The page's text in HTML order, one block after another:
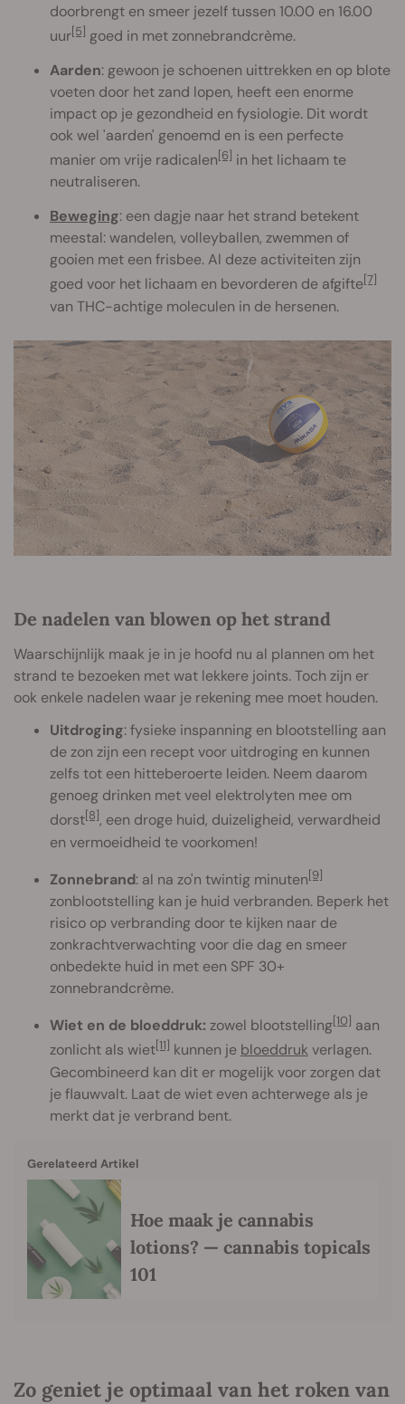
doorbrengt en smeer jezelf tussen 10.00 en 16.00
uur[5] goed in met zonnebrandcrème.
Aarden: gewoon je schoenen uittrekken en op blote
voeten door het zand lopen, heeft een enorme
impact op je gezondheid en fysiologie. Dit wordt
ook wel 'aarden' genoemd en is een perfecte
manier om vrije radicalen[6] in het lichaam te
neutraliseren.
Beweging: een dagje naar het strand betekent
meestal: wandelen, volleyballen, zwemmen of
gooien met een frisbee. Al deze activiteiten zijn
goed voor het lichaam en bevorderen de afgifte[7]
van THC-achtige moleculen in de hersenen.
De nadelen van blowen op het strand
Waarschijnlijk maak je in je hoofd nu al plannen om het
strand te bezoeken met wat lekkere joints. Toch zijn er
ook enkele nadelen waar je rekening mee moet houden.
Uitdroging: fysieke inspanning en blootstelling aan
de zon zijn een recept voor uitdroging en kunnen
zelfs tot een hitteberoerte leiden. Neem daarom
genoeg drinken met veel elektrolyten mee om
dorst[8], een droge huid, duizeligheid, verwardheid
en vermoeidheid te voorkomen!
Zonnebrand: al na zo'n twintig minuten[9]
zonblootstelling kan je huid verbranden. Beperk het
risico op verbranding door te kijken naar de
zonkrachtverwachting voor die dag en smeer
onbedekte huid in met een SPF 30+
zonnebrandcrème.
Wiet en de bloeddruk: zowel blootstelling[10] aan
zonlicht als wiet[11] kunnen je bloeddrukverlagen.
Gecombineerd kan dit er mogelijk voor zorgen dat
je flauwvalt. Laat de wiet even achterwege als je
merkt dat je verbrand bent.
Gerelateerd Artikel
Hoe maak je cannabis
lotions? — cannabis topicals
101
Zo geniet je optimaal van het roken van